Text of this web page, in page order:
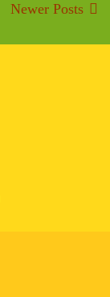
Newer Posts